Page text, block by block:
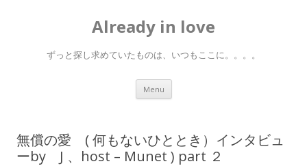
Already in love
ずっと探し求めていたものは、いつもここに。。。。
Menu Skip
content
無償の愛 ( 何もないひととき）インタビュ
ーby J 、host – Munet ) part ２